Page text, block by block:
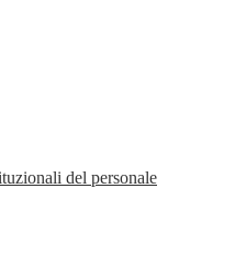
del personale